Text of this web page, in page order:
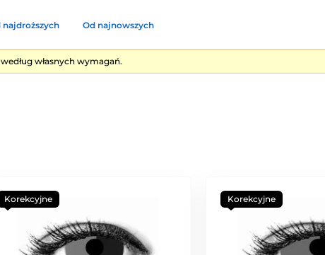
najdroższych Od najnowszych
własnych wymagań.
Korekcyjne Korekcyjne